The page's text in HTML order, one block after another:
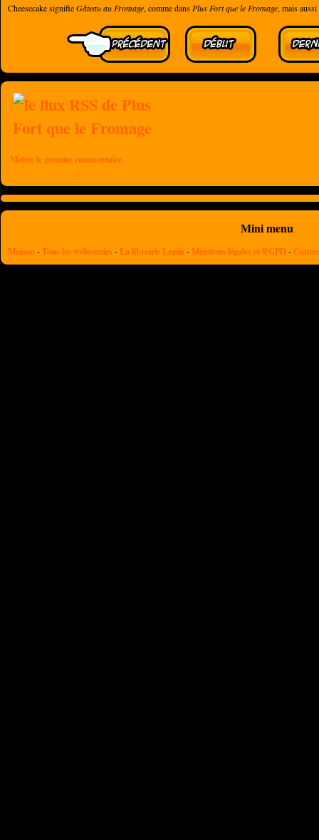
Cheesecake signifieGâteau au Fromage, comme dans Plus Fort que le Fromage, mais
Mettre le premier commentaire
Mini menu
Maison -Tous les webcomics - La librairie Lapin - Mentions légales et RGPD -